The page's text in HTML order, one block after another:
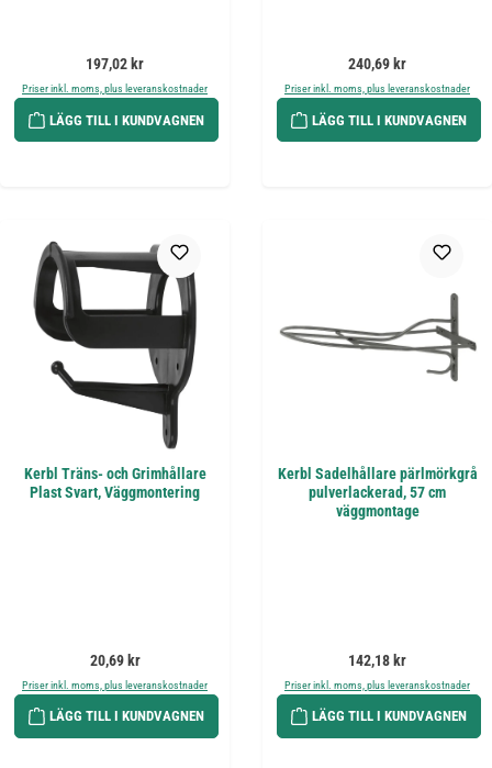
Ordinarie pris:
197,02 kr
Priser inkl. moms, plus leveranskostnader
LÄGG TILL I KUNDVAGNEN
Ordinarie pris:
240,69 kr
Priser inkl. moms, plus leveranskostnader
LÄGG TILL I KUNDVAGNEN
Kerbl Träns- och Grimhållare
Plast Svart, Väggmontering
Ordinarie pris:
20,69 kr
Priser inkl. moms, plus leveranskostnader
LÄGG TILL I KUNDVAGNEN
Kerbl Sadelhållare pärlmörkgrå
pulverlackerad, 57 cm
väggmontage
Ordinarie pris:
142,18 kr
Priser inkl. moms, plus leveranskostnader
LÄGG TILL I KUNDVAGNEN